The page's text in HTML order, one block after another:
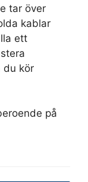
tar över
kablar
ett
du kör
på